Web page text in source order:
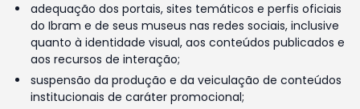
adequação dos portais, sites temáticos e perfis oficiais
do Ibram e de seus museus nas redes sociais, inclusive
quanto à identidade visual, aos conteúdos publicados e
aos recursos de interação;
suspensão da produção e da veiculação de conteúdos
institucionais de caráter promocional;